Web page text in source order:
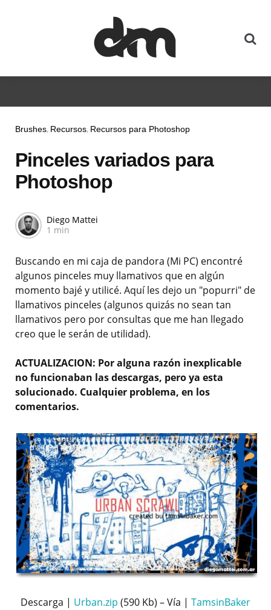
Brushes Recursos Recursos para Photoshop
Pinceles variados para
Photoshop
Diego Mattei
1 min
Buscando en mi caja de pandora (Mi PC) encontré
algunos pinceles muy llamativos que en algún
momento bajé y utilicé. Aquí les dejo un "popurri" de
llamativos pinceles (algunos quizás no sean tan
llamativos pero por consultas que me han llegado
creo que le serán de utilidad).
ACTUALIZACION: Por alguna razón inexplicable
no funcionaban las descargas, pero ya esta
solucionado. Cualquier problema, en los
comentarios.
Descarga | Urban.zip (590 Kb) – Vía | TamsinBaker